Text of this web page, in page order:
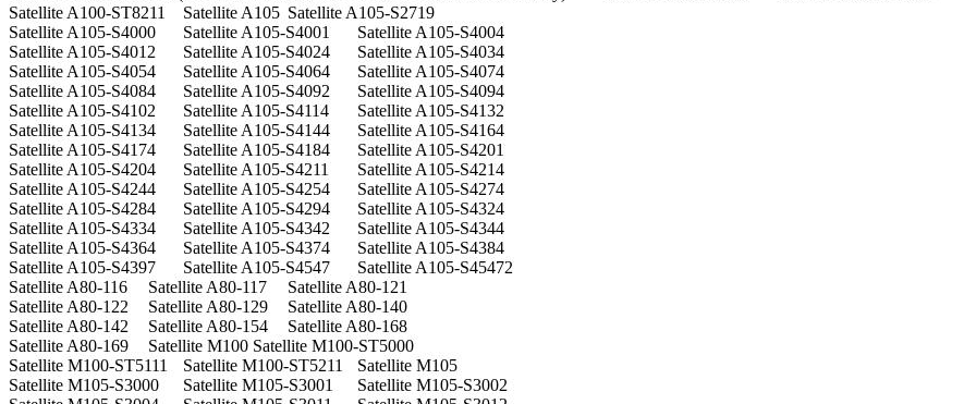
Satellite A100-ST8211
Satellite A105 Satellite A105-S2719
Satellite A105-S4000
Satellite A105-S4001
Satellite A105-S4004
Satellite A105-S4012
Satellite A105-S4024
Satellite A105-S4034
Satellite A105-S4054
Satellite A105-S4064
Satellite A105-S4074
Satellite A105-S4084
Satellite A105-S4092
Satellite A105-S4094
Satellite A105-S4102
Satellite A105-S4114
Satellite A105-S4132
Satellite A105-S4134
Satellite A105-S4144
Satellite A105-S4164
Satellite A105-S4174
Satellite A105-S4184
Satellite A105-S4201
Satellite A105-S4204
Satellite A105-S4211
Satellite A105-S4214
Satellite A105-S4244
Satellite A105-S4254
Satellite A105-S4274
Satellite A105-S4284
Satellite A105-S4294
Satellite A105-S4324
Satellite A105-S4334
Satellite A105-S4342
Satellite A105-S4344
Satellite A105-S4364
Satellite A105-S4374
Satellite A105-S4384
Satellite A105-S4397
Satellite A105-S4547
Satellite A105-S45472
Satellite A80-116
Satellite A80-117
Satellite A80-121
Satellite A80-122
Satellite A80-129
Satellite A80-140
Satellite A80-142
Satellite A80-154
Satellite A80-168
Satellite A80-169
Satellite M100 Satellite M100-ST5000
Satellite M100-ST5111
Satellite M100-ST5211
Satellite M105
Satellite M105-S3000
Satellite M105-S3001
Satellite M105-S3002